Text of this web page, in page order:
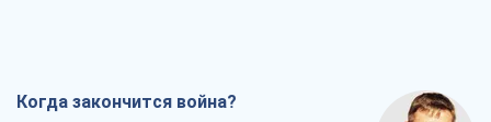
Когда закончится война?